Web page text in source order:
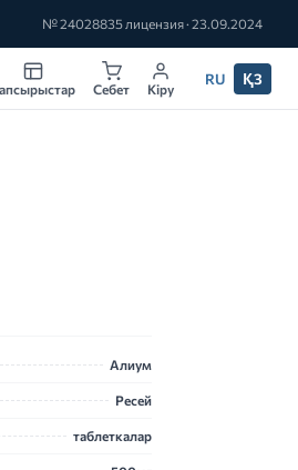
№ 24028835 лицензия · 23.09.2024
Себет Кіру
RU ҚЗ
Алиум
Ресей
таблеткалар